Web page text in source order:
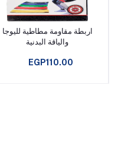
أضف إلى السلة
اربطة مقاومة مطاطية لليوجا
والياقة البدنية
EGP110.00